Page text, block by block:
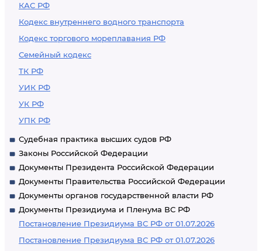
КАС РФ
Кодекс внутреннего водного транспорта
Кодекс торгового мореплавания РФ
Семейный кодекс
ТК РФ
УИК РФ
УК РФ
УПК РФ
Судебная практика высших судов РФ
Законы Российской Федерации
Документы Президента Российской Федерации
Документы Правительства Российской Федерации
Документы органов государственной власти РФ
Документы Президиума и Пленума ВС РФ
Постановление Президиума ВС РФ от 01.07.2026
Постановление Президиума ВС РФ от 01.07.2026